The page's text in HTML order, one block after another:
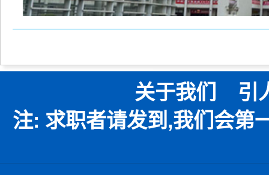
关于我们 引
注: 求职者请发到,我们会第